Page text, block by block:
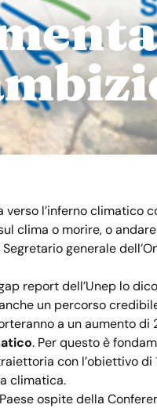
verso l’inferno climatico
clima o morire, o
generale
report dell’Unep lo
un percorso
a un aumento di
. Per questo è
con l’obiettivo
climatica.
ospite della